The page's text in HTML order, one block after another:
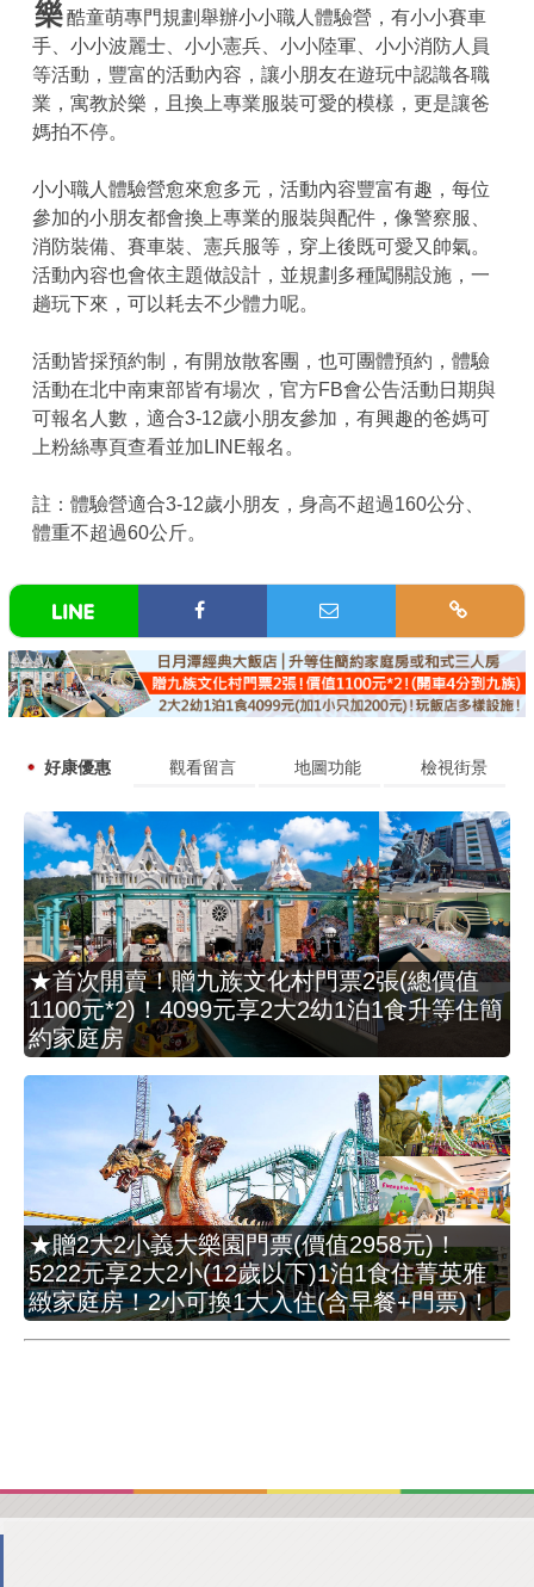
樂酷童萌專門規劃舉辦小小職人體驗營，有小小賽車
手、小小波麗士、小小憲兵、小小陸軍、小小消防人員
等活動，豐富的活動內容，讓小朋友在遊玩中認識各職
業，寓教於樂，且換上專業服裝可愛的模樣，更是讓爸
媽拍不停。
小小職人體驗營愈來愈多元，活動內容豐富有趣，每位
參加的小朋友都會換上專業的服裝與配件，像警察服、
消防裝備、賽車裝、憲兵服等，穿上後既可愛又帥氣。
活動內容也會依主題做設計，並規劃多種闖關設施，一
趟玩下來，可以耗去不少體力呢。
活動皆採預約制，有開放散客團，也可團體預約，體驗
活動在北中南東部皆有場次，官方FB會公告活動日期與
可報名人數，適合3-12歲小朋友參加，有興趣的爸媽可
上粉絲專頁查看並加LINE報名。
註：體驗營適合3-12歲小朋友，身高不超過160公分、
體重不超過60公斤。
好康優惠 觀看留言 地圖功能 檢視街景
★首次開賣！贈九族文化村門票2張(總價值
1100元*2)！4099元享2大2幼1泊1食升等住簡
約家庭房
★贈2大2小義大樂園門票(價值2958元)！
5222元享2大2小(12歲以下)1泊1食住菁英雅
緻家庭房！2小可換1大入住(含早餐+門票)！